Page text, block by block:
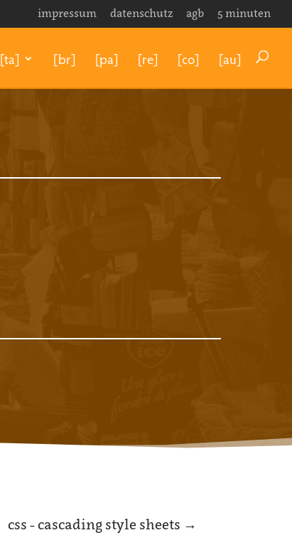
impressum datenschutz agb 5 minuten
[ta] [br] [pa] [re] [co] [au]
css - cascading style sheets →